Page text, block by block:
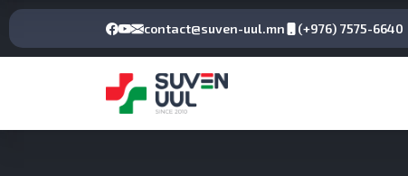
contact@suven-uul.mn (+976) 7575-6640